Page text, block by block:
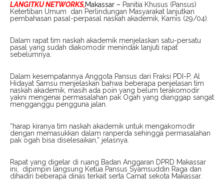
LANGITKU NETWORKS,Makassar – Panitia Khusus (Pansus)
Ketertiban Umum dan Perlindungan Masyarakat lanjutkan
pembahasan pasal-perpasal naskah akademik, Kamis (29/04).
Dalam rapat tim naskah akademik menjelaskan satu-persatu
pasal yang sudah diakomodir menindak lanjuti rapat
sebelumnya.
Dalam kesempatannya Anggota Pansus dari Fraksi PDI-P, Al
Hidayat Samsu menjelaskan bahwa beberapa penjelasan tim
naskah akademik, masih ada poin yang belum terakomodir
yakni mengenai permasalahan pak Ogah yang dianggap sangat
mengganggu pengguna jalan.
“harap kiranya tim naskah akademik untuk mengakomodir
dengan memasukkan dalam ranperda sehingga permasalahan
pak ogah bisa diselesaikan,” jelasnya.
Rapat yang digelar di ruang Badan Anggaran DPRD Makassar
ini, dipimpin langsung Ketua Pansus Syamsuddin Raga dan
dihadiri beberapa dinas terkait serta Camat sekota Makassar.